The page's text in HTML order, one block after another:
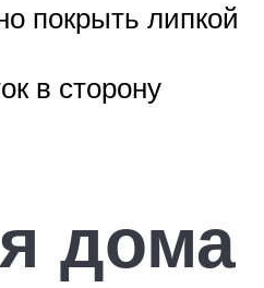
покрыть липкой
в сторону
дома